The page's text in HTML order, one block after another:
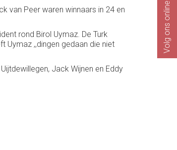
van Peer waren winnaars in 24 en
rond Birol Uymaz. De Turk
Uymaz ,,dingen gedaan die niet
Jack Wijnen en Eddy
Volg ons online